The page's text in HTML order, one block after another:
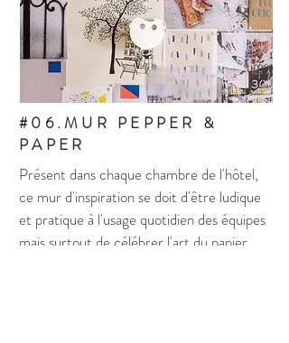
#06.MUR PEPPER &
PAPER
Présent dans chaque chambre de l'hôtel,
ce mur d'inspiration se doit d'être ludique
et pratique à l'usage quotidien des équipes
mais surtout de célébrer l'art du papier.